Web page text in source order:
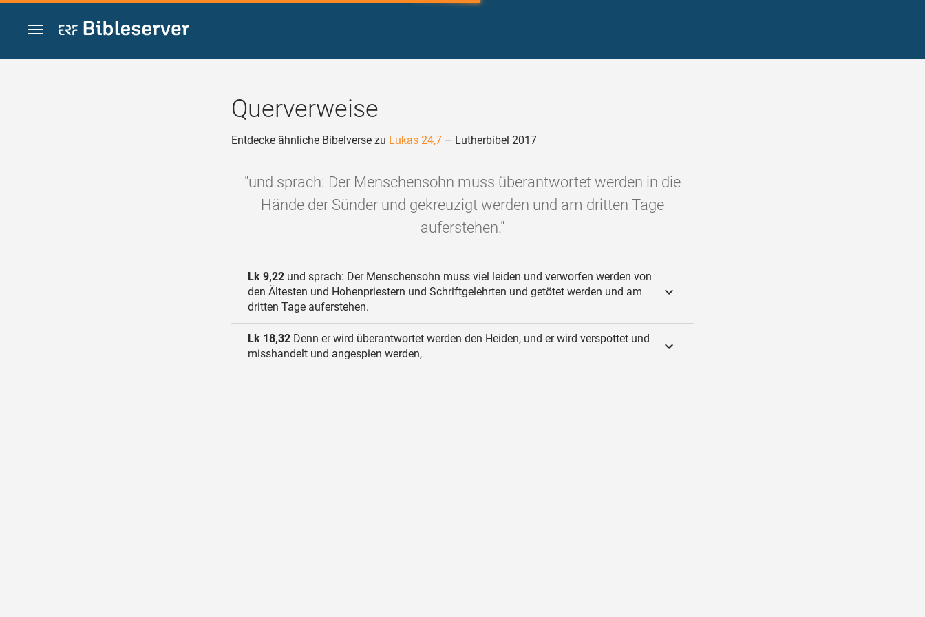
Zum Inhalt springen
Querverweise
Entdecke ähnliche Bibelverse zu Lukas 24,7 – Lutherbibel 2017
"und sprach: Der Menschensohn muss überantwortet werden in die
Hände der Sünder und gekreuzigt werden und am dritten Tage
auferstehen."
Lk 9,22 und sprach: Der Menschensohn muss viel leiden und verworfen werden von
den Ältesten und Hohenpriestern und Schriftgelehrten und getötet werden und am
dritten Tage auferstehen.
Lk 18,32 Denn er wird überantwortet werden den Heiden, und er wird verspottet und
misshandelt und angespien werden,